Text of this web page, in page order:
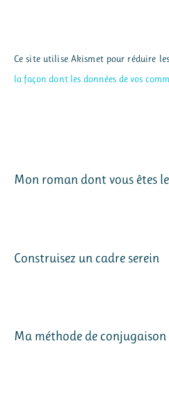
Ce site utilise Akismet pour réduire
la façon dont les données de vos
Mon roman dont vous êtes
Construisez un cadre serein
Ma méthode de conjugaison